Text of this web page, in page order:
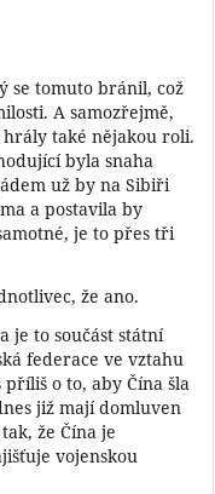
se tomuto bránil, což
A samozřejmě,
také nějakou roli.
byla snaha
už by na Sibiři
a postavila by
je to přes tři
že ano.
je to součást státní
federace ve vztahu
o to, aby Čína šla
již mají domluven
že Čína je
vojenskou